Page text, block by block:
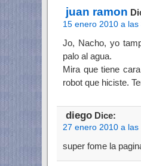
juan ramon
15 enero 2010 a las
Jo, Nacho, yo
palo al agua.
Mira que tiene
robot que hiciste.
diego Dice:
27 enero 2010 a las
super fome la